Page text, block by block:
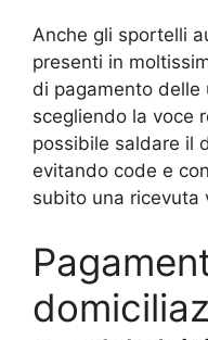
Anche gli sportelli
presenti in
di pagamento delle
scegliendo la voce
possibile saldare il
evitando code e
subito una ricevuta